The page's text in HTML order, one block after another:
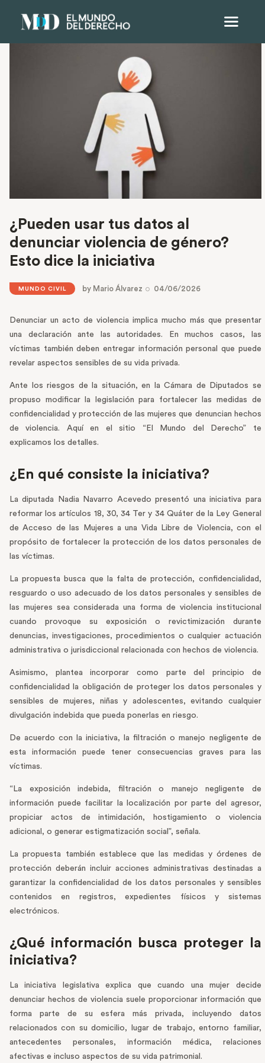
¿Pueden usar tus datos al
denunciar violencia de género?
Esto dice la iniciativa
MUNDO CIVIL by Mario Álvarez 04/06/2026
Denunciar un acto de violencia implica mucho más que presentar
una declaración ante las autoridades. En muchos casos, las
víctimas también deben entregar información personal que puede
revelar aspectos sensibles de su vida privada.
Ante los riesgos de la situación, en la Cámara de Diputados se
propuso modificar la legislación para fortalecer las medidas de
confidencialidad y protección de las mujeres que denuncian hechos
de violencia. Aquí en el sitio “El Mundo del Derecho” te
explicamos los detalles.
¿En qué consiste la iniciativa?
La diputada Nadia Navarro Acevedo presentó una iniciativa para
reformar los artículos 18, 30, 34 Ter y 34 Quáter de la Ley General
de Acceso de las Mujeres a una Vida Libre de Violencia, con el
propósito de fortalecer la protección de los datos personales de
las víctimas.
La propuesta busca que la falta de protección, confidencialidad,
resguardo o uso adecuado de los datos personales y sensibles de
las mujeres sea considerada una forma de violencia institucional
cuando provoque su exposición o revictimización durante
denuncias, investigaciones, procedimientos o cualquier actuación
administrativa o jurisdiccional relacionada con hechos de violencia.
Asimismo, plantea incorporar como parte del principio de
confidencialidad la obligación de proteger los datos personales y
sensibles de mujeres, niñas y adolescentes, evitando cualquier
divulgación indebida que pueda ponerlas en riesgo.
De acuerdo con la iniciativa, la filtración o manejo negligente de
esta información puede tener consecuencias graves para las
víctimas.
“La exposición indebida, filtración o manejo negligente de
información puede facilitar la localización por parte del agresor,
propiciar actos de intimidación, hostigamiento o violencia
adicional, o generar estigmatización social”, señala.
La propuesta también establece que las medidas y órdenes de
protección deberán incluir acciones administrativas destinadas a
garantizar la confidencialidad de los datos personales y sensibles
contenidos en registros, expedientes físicos y sistemas
electrónicos.
¿Qué información busca proteger la
iniciativa?
La iniciativa legislativa explica que cuando una mujer decide
denunciar hechos de violencia suele proporcionar información que
forma parte de su esfera más privada, incluyendo datos
relacionados con su domicilio, lugar de trabajo, entorno familiar,
antecedentes personales, información médica, relaciones
afectivas e incluso aspectos de su vida patrimonial.